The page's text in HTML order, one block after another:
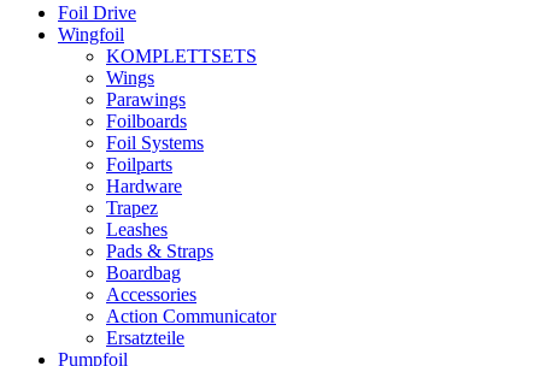
Foil Drive
Wingfoil
KOMPLETTSETS
Wings
Parawings
Foilboards
Foil Systems
Foilparts
Hardware
Trapez
Leashes
Pads & Straps
Boardbag
Accessories
Action Communicator
Ersatzteile
Pumpfoil